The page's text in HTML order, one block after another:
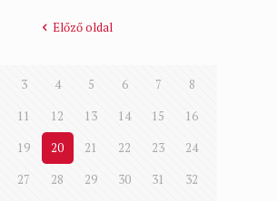
Előző oldal
3 4 5 6 7
8
11 12 13 14 15
16
19 20 21 22 23
24
27 28 29 30 31
32